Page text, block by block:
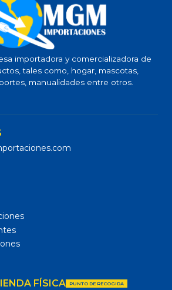
importadora y comercializadora de
tales como, hogar, mascotas,
manualidades entre otros.
FÍSICA PUNTO DE RECOGIDA